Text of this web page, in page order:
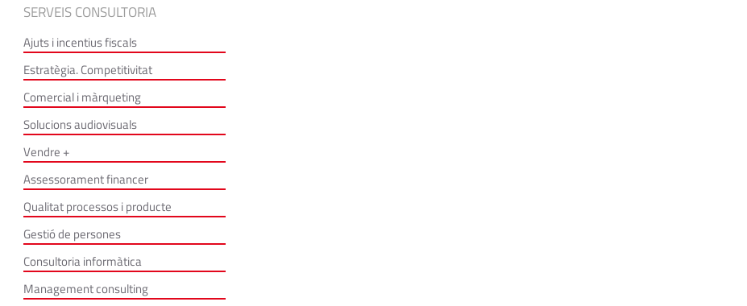
SERVEIS CONSULTORIA
Ajuts i incentius fiscals
Estratègia. Competitivitat
Comercial i màrqueting
Solucions audiovisuals
Vendre +
Assessorament financer
Qualitat processos i producte
Gestió de persones
Consultoria informàtica
Management consulting